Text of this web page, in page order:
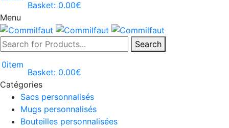
Basket: 0.00€
Menu
Search
0item
Basket: 0.00€
Catégories
Sacs personnalisés
Mugs personnalisés
Bouteilles personnalisées